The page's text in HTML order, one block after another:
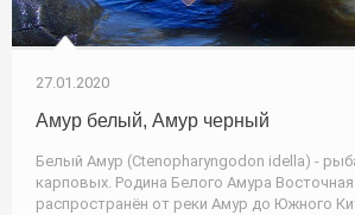
27.01.2020
Амур белый, Амур черный
Белый Амур (Ctenopharyngodon idella) -
карповых. Родина Белого Амура Восточная
распространён от реки Амур до Южного